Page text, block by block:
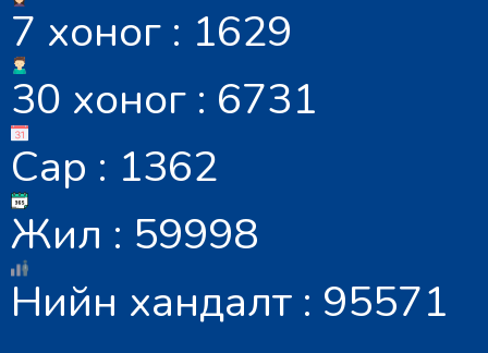
7 хоног : 1629
30 хоног : 6731
Сар : 1362
Жил : 59998
Нийн хандалт : 95571